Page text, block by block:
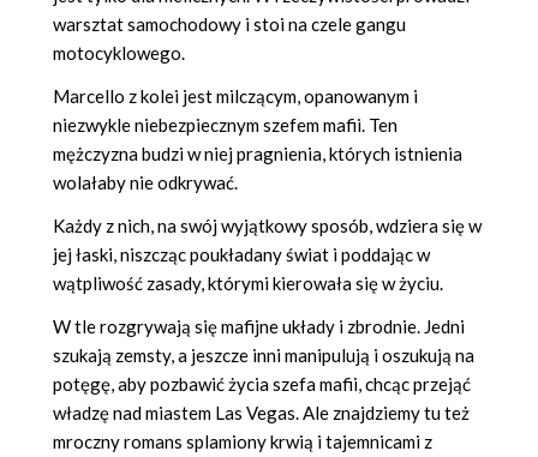
warsztat samochodowy i stoi na czele gangu
motocyklowego.
Marcello z kolei jest milczącym, opanowanym i
niezwykle niebezpiecznym szefem mafii. Ten
mężczyzna budzi w niej pragnienia, których istnienia
wolałaby nie odkrywać.
Każdy z nich, na swój wyjątkowy sposób, wdziera się w
jej łaski, niszcząc poukładany świat i poddając w
wątpliwość zasady, którymi kierowała się w życiu.
W tle rozgrywają się mafijne układy i zbrodnie. Jedni
szukają zemsty, a jeszcze inni manipulują i oszukują na
potęgę, aby pozbawić życia szefa mafii, chcąc przejąć
władzę nad miastem Las Vegas. Ale znajdziemy tu też
mroczny romans splamiony krwią i tajemnicami z